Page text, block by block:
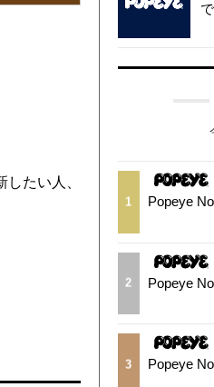
たい人、
1 Popeye
2 Popeye
3 Popeye